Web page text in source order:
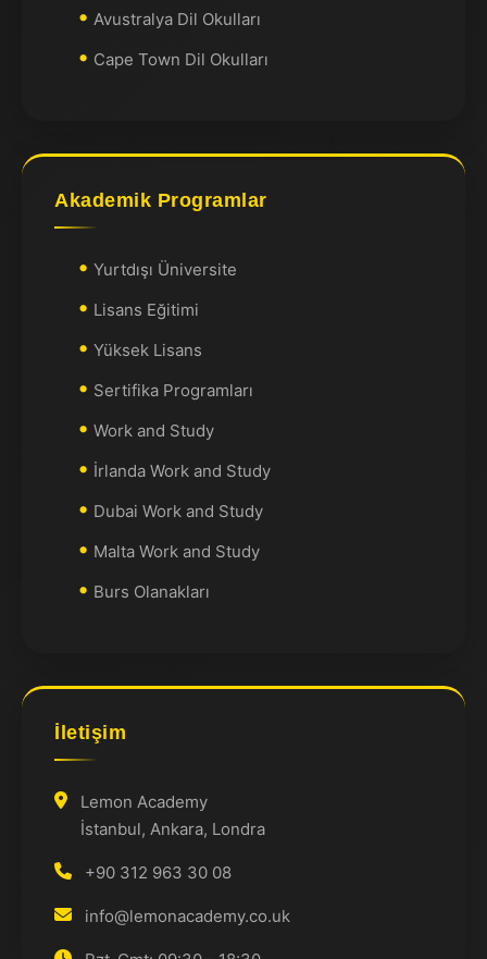
Avustralya Dil Okulları
Cape Town Dil Okulları
Akademik Programlar
Yurtdışı Üniversite
Lisans Eğitimi
Yüksek Lisans
Sertifika Programları
Work and Study
İrlanda Work and Study
Dubai Work and Study
Malta Work and Study
Burs Olanakları
İletişim
Lemon Academy
İstanbul, Ankara, Londra
+90 312 963 30 08
info@lemonacademy.co.uk